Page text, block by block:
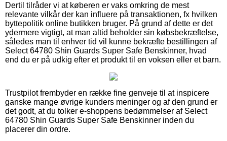
Dertil tilråder vi at køberen er vaks omkring de mest
relevante vilkår der kan influere på transaktionen, fx hvilken
byttepolitik online butikken bruger. På grund af dette er det
ydermere vigtigt, at man altid beholder sin købsbekræftelse,
således man til enhver tid vil kunne bekræfte bestillingen af
Select 64780 Shin Guards Super Safe Benskinner, hvad
end du er på udkig efter et produkt til en voksen eller et barn.
Trustpilot frembyder en række fine genveje til at inspicere
ganske mange øvrige kunders meninger og af den grund er
det godt, at du tolker e-shoppens bedømmelser af Select
64780 Shin Guards Super Safe Benskinner inden du
placerer din ordre.